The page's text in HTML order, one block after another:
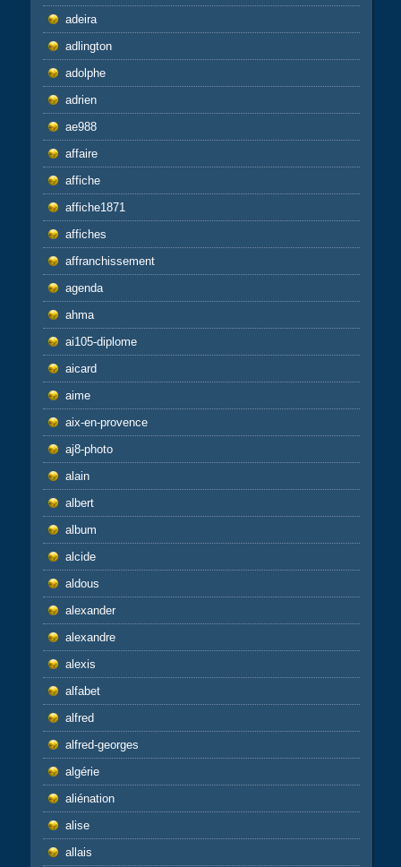
adeira
adlington
adolphe
adrien
ae988
affaire
affiche
affiche1871
affiches
affranchissement
agenda
ahma
ai105-diplome
aicard
aime
aix-en-provence
aj8-photo
alain
albert
album
alcide
aldous
alexander
alexandre
alexis
alfabet
alfred
alfred-georges
algérie
aliénation
alise
allais